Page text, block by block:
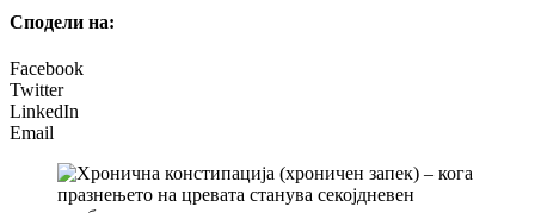
Сподели на:
Facebook
Twitter
LinkedIn
Email